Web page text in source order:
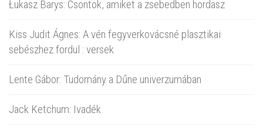
Łukasz Barys: Csontok, amiket a zsebedben hordasz
Kiss Judit Ágnes: A vén fegyverkovácsné plasztikai
sebészhez fordul : versek
Lente Gábor: Tudomány a Dűne univerzumában
Jack Ketchum: Ivadék